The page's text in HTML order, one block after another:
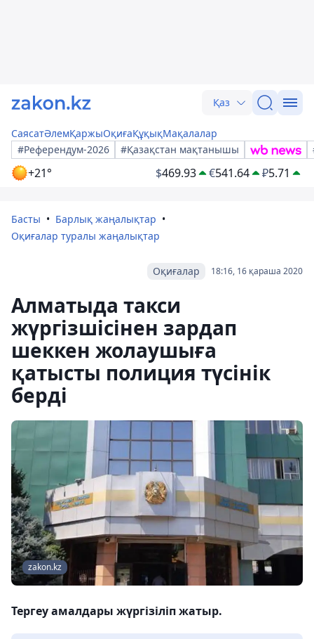
Қаз
СаясатӘлемҚаржыОқиғаҚұқықМақалалар
#Референдум-2026
#Қазақстан мақтанышы
+21° $469.93 €541.64 ₽5.71
Басты
Барлық жаңалықтар
Оқиғалар туралы жаңалықтар
18:16, 16 қараша 2020
Оқиғалар
Алматыда такси
жүргізшісінен зардап
шеккен жолаушыға
қатысты полиция түсінік
берді
zakon.kz
Тергеу амалдары жүргізіліп жатыр.